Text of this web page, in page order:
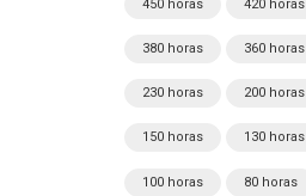
450 horas 420 horas
380 horas 360 horas
230 horas 200 horas
150 horas 130 horas
100 horas 80 horas